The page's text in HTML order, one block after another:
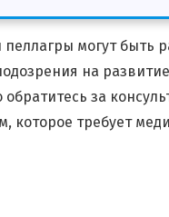
могут быть
на
за
которое требует